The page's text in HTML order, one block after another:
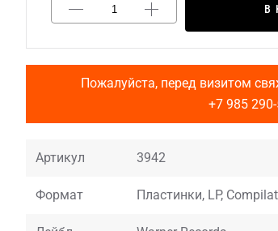
В
Пожалуйста, перед визитом
+7 985
Артикул 3942
Формат Пластинки, LP,